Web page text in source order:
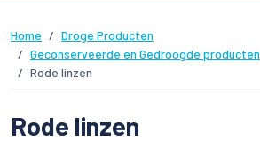
Home
Droge Producten
Geconserveerde en Gedroogde producten
Rode linzen
Rode linzen